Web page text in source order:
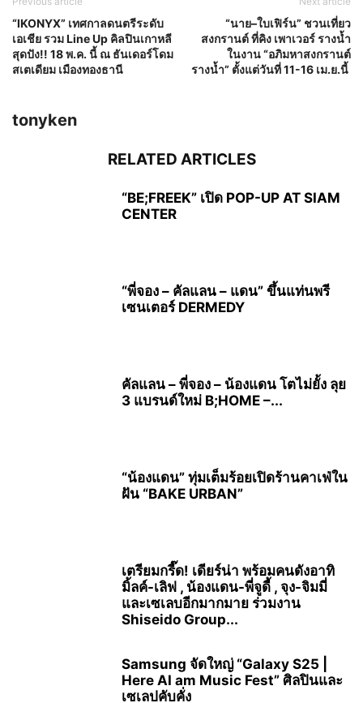
“IKONYX” เทศกาลดนตรีระดับ
เอเชีย รวม Line Up คิลปินเกาหลี
สุดปัง!! 18 พ.ค. นี้ ณ ธันเดอร์โดม
สเตเดียม เมืองทองธานี
“นาย–ใบเฟิร์น” ชวนเที่ยว
สงกรานต์ ที่คิง เพาเวอร์ รางน้ำ
ในงาน “อภิมหาสงกรานต์
รางน้ำ” ตั้งแต่วันที่ 11-16 เม.ย.นี้
tonyken
RELATED ARTICLES
“BE;FREEK” เปิด POP-UP AT SIAM
CENTER
“พี่จอง – คัลแลน – แดน” ขึ้นแท่นพรี
เซนเตอร์ DERMEDY
คัลแลน – พี่จอง – น้องแดน โตไม่ยั้ง ลุย
3 แบรนด์ใหม่ B;HOME –...
“น้องแดน” ทุ่มเต็มร้อยเปิดร้านคาเฟ่ใน
ฝัน “BAKE URBAN”
เตรียมกรี๊ด! เดียร์น่า พร้อมคนดังอาทิ
มิ้ลค์-เลิฟ , น้องแดน-พี่จูดี้ , จุง-จิมมี่
และเซเลบอีกมากมาย ร่วมงาน
Shiseido Group...
Samsung จัดใหญ่ “Galaxy S25 |
Here AI am Music Fest” ศิลปินและ
เซเลปคับคั่ง